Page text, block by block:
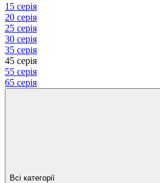
15 серія
20 серія
25 серія
30 серія
35 серія
45 серія
55 серія
65 серія
Всі категорії